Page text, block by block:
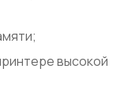
высокой